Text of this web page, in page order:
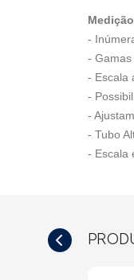
-
- Gamas
- Escala
-
-
- Tubo
- Escala